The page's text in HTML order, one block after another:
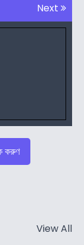
Next
করুণ
View All